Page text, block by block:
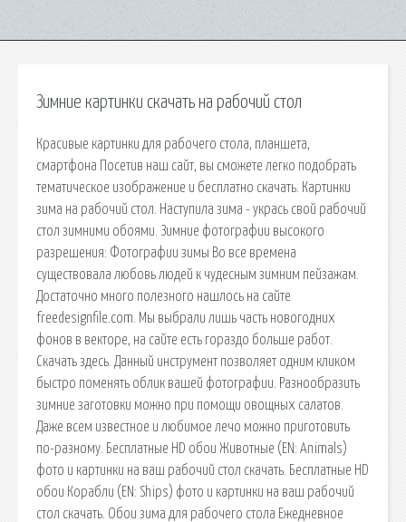
Зимние картинки скачать на рабочий стол
Красивые картинки для рабочего стола, планшета,
смартфона Посетив наш сайт, вы сможете легко подобрать
тематическое изображение и бесплатно скачать. Картинки
зима на рабочий стол. Наступила зима - укрась свой рабочий
стол зимними обоями. Зимние фотографии высокого
разрешения: Фотографии зимы Во все времена
существовала любовь людей к чудесным зимним пейзажам.
Достаточно много полезного нашлось на сайте
freedesignfile.com. Мы выбрали лишь часть новогодних
фонов в векторе, на сайте есть гораздо больше работ.
Скачать здесь. Данный инструмент позволяет одним кликом
быстро поменять облик вашей фотографии. Разнообразить
зимние заготовки можно при помощи овощных салатов.
Даже всем известное и любимое лечо можно приготовить
по-разному. Бесплатные HD обои Животные (EN: Animals)
фото и картинки на ваш рабочий стол скачать. Бесплатные HD
обои Корабли (EN: Ships) фото и картинки на ваш рабочий
стол скачать. Обои зима для рабочего стола Ежедневное